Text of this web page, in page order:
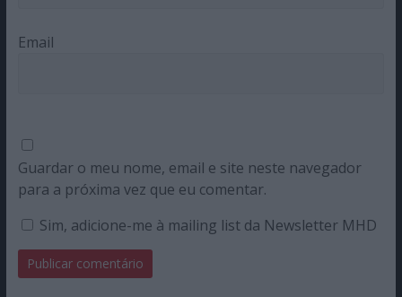
Email
Guardar o meu nome, email e site neste navegador
para a próxima vez que eu comentar.
Sim, adicione-me à mailing list da Newsletter MHD